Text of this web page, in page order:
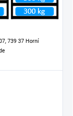
739 37 Horní